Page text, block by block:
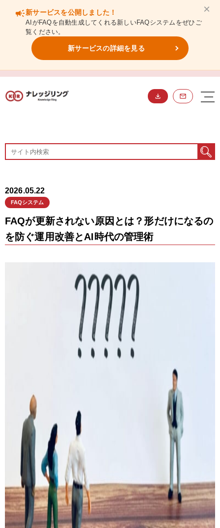
campaign新サービスを公開しました！
AIがFAQを自動生成してくれる新しいFAQシステムをぜひご
覧ください。
新サービスの詳細を見る
×
2026.05.22
FAQシステム
FAQが更新されない原因とは？形だけになるの
を防ぐ運用改善とAI時代の管理術